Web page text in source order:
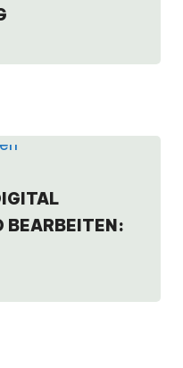
BEARBEITEN: